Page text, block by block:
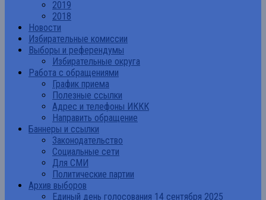
2019
2018
Новости
Избирательные комиссии
Выборы и референдумы
Избирательные округа
Работа с обращениями
График приема
Полезные ссылки
Адрес и телефоны ИККК
Направить обращение
Баннеры и ссылки
Законодательство
Социальные сети
Для СМИ
Политические партии
Архив выборов
Единый день голосования 14 сентября 2025